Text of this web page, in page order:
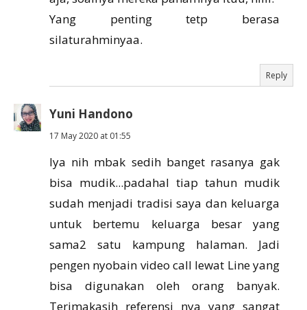
Yang penting tetp berasa
silaturahminyaa.
Reply
Yuni Handono
17 May 2020 at 01:55
Iya nih mbak sedih banget rasanya gak
bisa mudik...padahal tiap tahun mudik
sudah menjadi tradisi saya dan keluarga
untuk bertemu keluarga besar yang
sama2 satu kampung halaman. Jadi
pengen nyobain video call lewat Line yang
bisa digunakan oleh orang banyak.
Terimakasih referensi nya yang sangat